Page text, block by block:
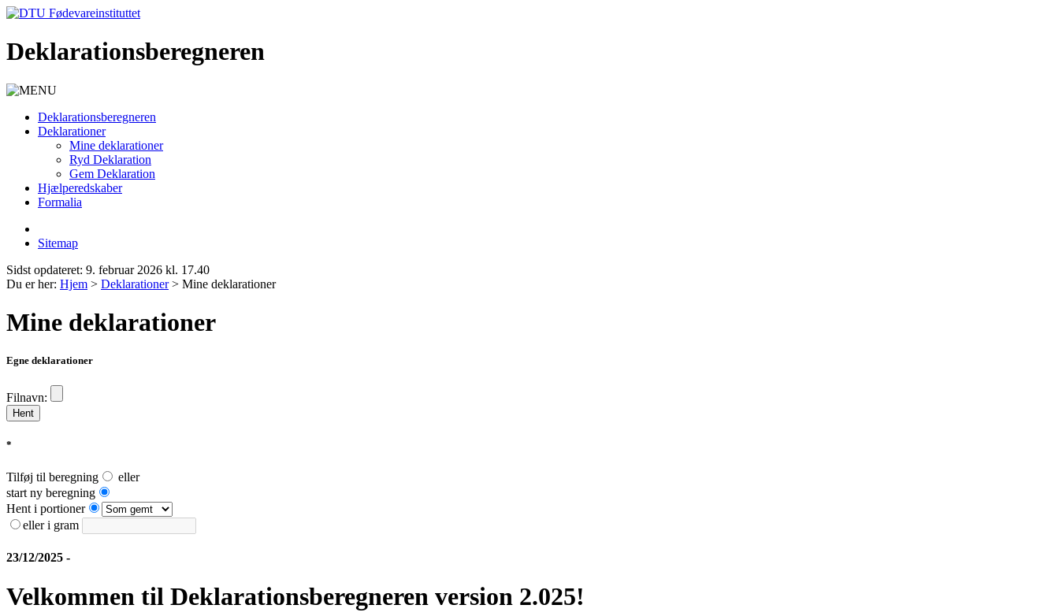
Deklarationsberegneren
Deklarationsberegneren
Deklarationer
Mine deklarationer
Ryd Deklaration
Gem Deklaration
Hjælperedskaber
Formalia
Sitemap
Sidst opdateret: 9. februar 2026 kl. 17.40
Du er her: Hjem > Deklarationer> Mine deklarationer
Mine deklarationer
Egne deklarationer
Filnavn:
*
Tilføj til beregning
eller
start ny beregning
Hent i portioner
eller i gram
23/12/2025 -
Velkommen til Deklarationsberegneren version 2.025!